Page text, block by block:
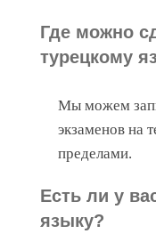
Где можно
турецкому
Мы можем
экзаменов на
пределами.
Есть ли у
языку?